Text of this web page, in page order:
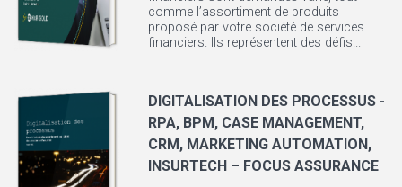
comme l’assortiment de produits
proposé par votre société de services
financiers. Ils représentent des défis...
DIGITALISATION DES PROCESSUS -
RPA, BPM, CASE MANAGEMENT,
CRM, MARKETING AUTOMATION,
INSURTECH – FOCUS ASSURANCE